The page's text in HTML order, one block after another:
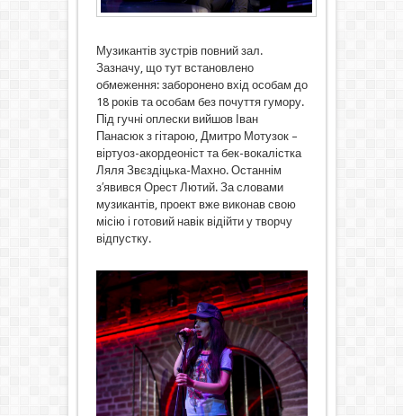
Музикантів зустрів повний зал.
Зазначу, що тут встановлено
обмеження: заборонено вхід особам до
18 років та особам без почуття гумору.
Під гучні оплески вийшов Іван
Панасюк з гітарою, Дмитро Мотузок –
віртуоз-акордеоніст та бек-вокалістка
Ляля Звєздіцька-Махно. Останнім
з′явився Орест Лютий. За словами
музикантів, проект вже виконав свою
місію і готовий навік відійти у творчу
відпустку.